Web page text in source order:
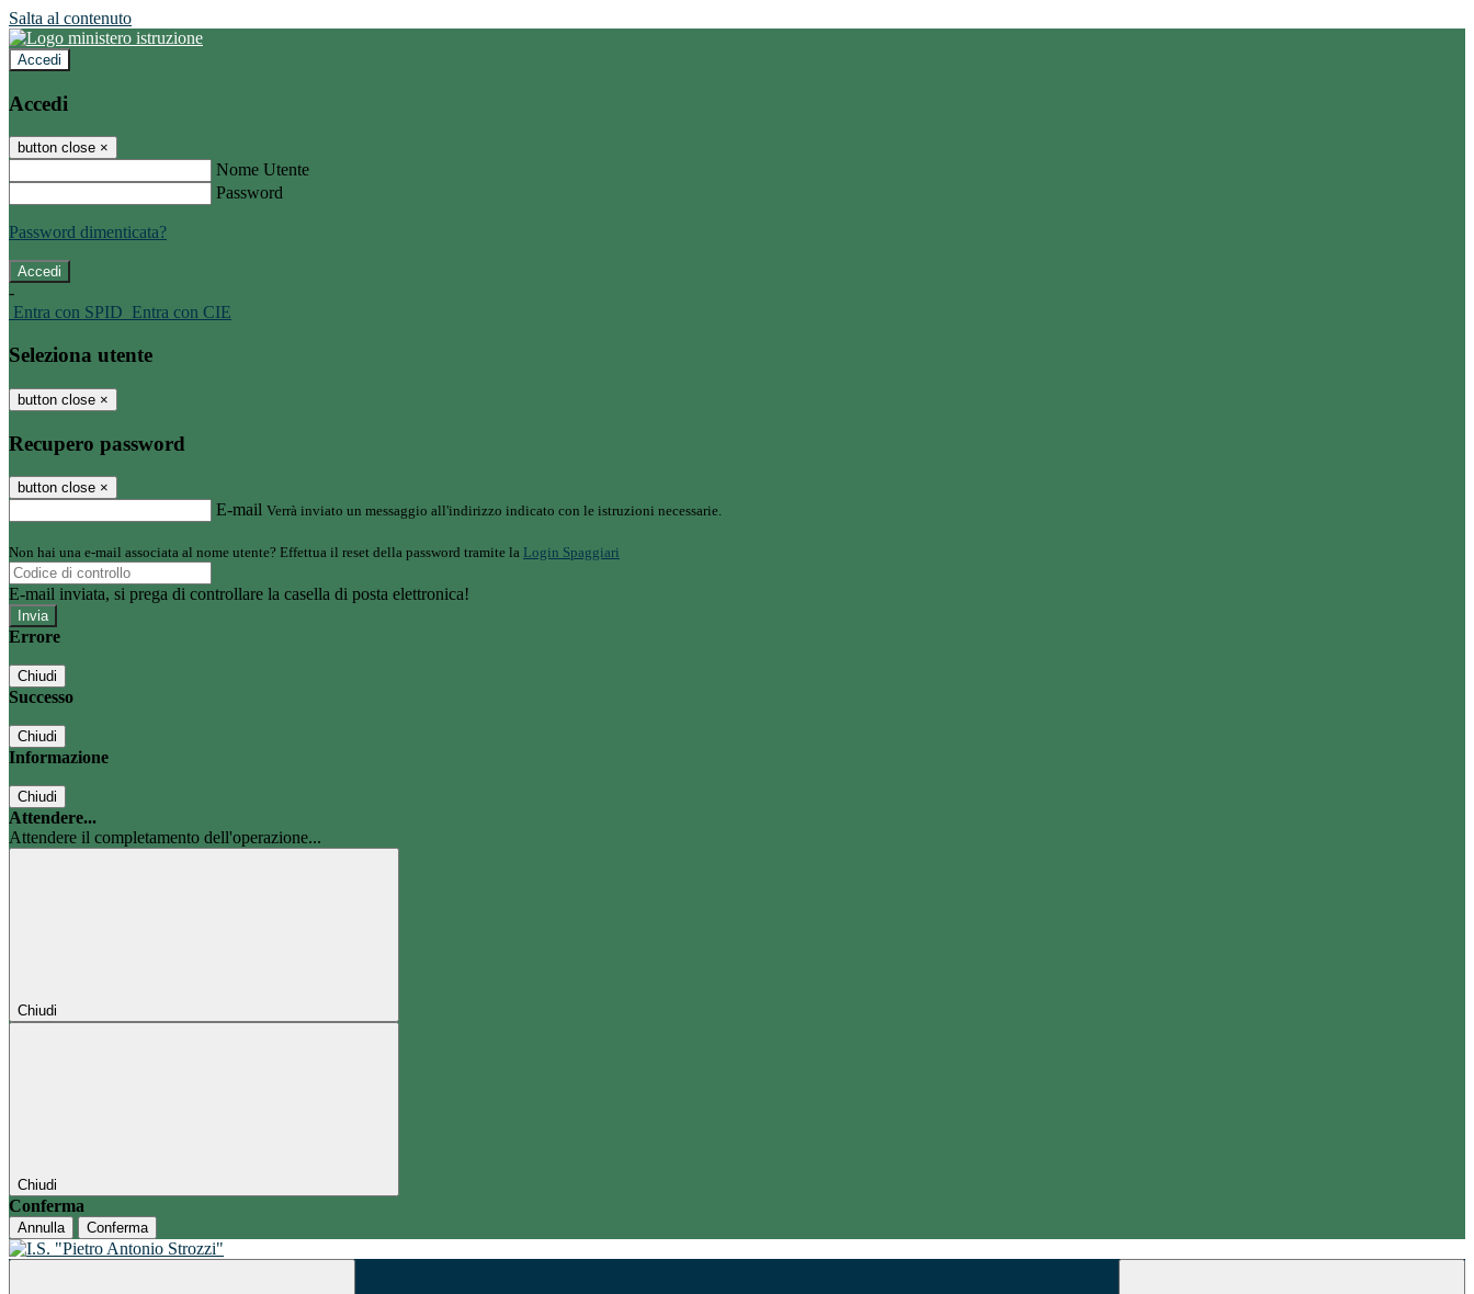
Salta al contenuto
Accedi
Accedi
button close ×
Nome Utente
Password
Password dimenticata?
-
Entra con SPID Entra con CIE
Seleziona utente
button close ×
Recupero password
button close ×
E-mail Verrà inviato un messaggio all'indirizzo indicato con le istruzioni necessarie.
Non hai una e-mail associata al nome utente? Effettua il reset della password tramite la Login Spaggiari
E-mail inviata, si prega di controllare la casella di posta elettronica!
Errore
Chiudi
Successo
Chiudi
Informazione
Chiudi
Attendere...
Attendere il completamento dell'operazione...
Chiudi
Chiudi
Conferma
Annulla Conferma